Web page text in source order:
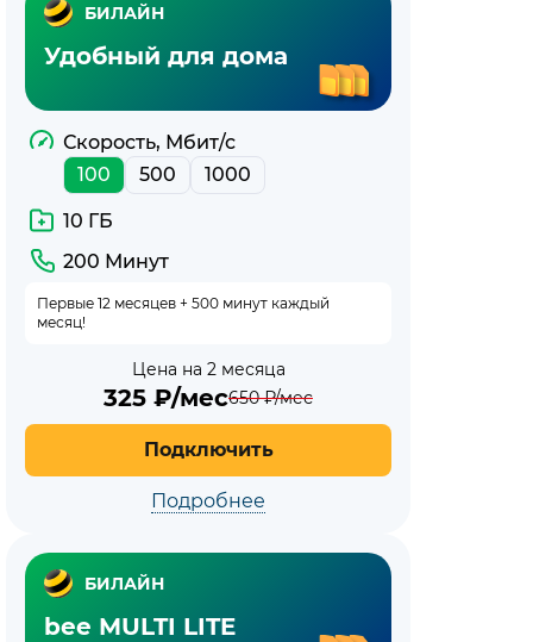
ТВ
билайн
БИЛАЙН
Удобный для дома
Скорость, Мбит/с
100
500 1000
10 ГБ
200 Минут
Первые 12 месяцев + 500 минут каждый
месяц!
Цена на 2 месяца
325 ₽/мес650₽/мес
Подключить
Подробнее
БИЛАЙН
bee MULTI LITE